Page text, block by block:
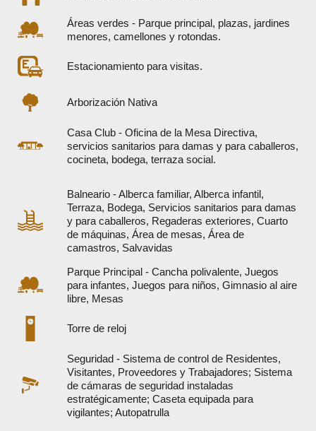
Áreas verdes - Parque principal, plazas, jardines
menores, camellones y rotondas.
Estacionamiento para visitas.
Arborización Nativa
Casa Club - Oficina de la Mesa Directiva,
servicios sanitarios para damas y para caballeros,
cocineta, bodega, terraza social.
Balneario - Alberca familiar, Alberca infantil,
Terraza, Bodega, Servicios sanitarios para damas
y para caballeros, Regaderas exteriores, Cuarto
de máquinas, Área de mesas, Área de
camastros, Salvavidas
Parque Principal - Cancha polivalente, Juegos
para infantes, Juegos para niños, Gimnasio al aire
libre, Mesas
Torre de reloj
Seguridad - Sistema de control de Residentes,
Visitantes, Proveedores y Trabajadores; Sistema
de cámaras de seguridad instaladas
estratégicamente; Caseta equipada para
vigilantes; Autopatrulla